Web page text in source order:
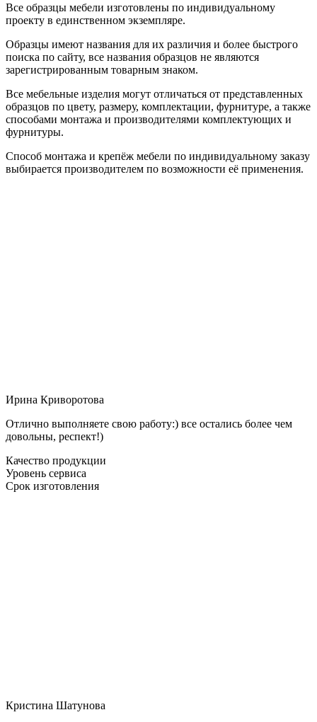
Все образцы мебели изготовлены по индивидуальному
проекту в единственном экземпляре.
Образцы имеют названия для их различия и более быстрого
поиска по сайту, все названия образцов не являются
зарегистрированным товарным знаком.
Все мебельные изделия могут отличаться от представленных
образцов по цвету, размеру, комплектации, фурнитуре, а также
способами монтажа и производителями комплектующих и
фурнитуры.
Способ монтажа и крепёж мебели по индивидуальному заказу
выбирается производителем по возможности её применения.
Ирина Криворотова
Отлично выполняете свою работу:) все остались более чем
довольны, респект!)
Качество продукции
Уровень сервиса
Срок изготовления
Кристина Шатунова